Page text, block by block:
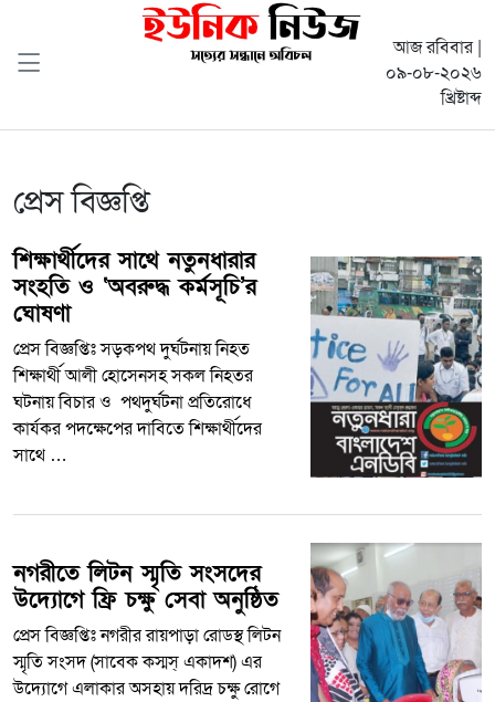
আজ রবিবার |
০৯-০৮-২০২৬
খ্রিষ্টাব্দ
প্রেস বিজ্ঞপ্তি
শিক্ষার্থীদের সাথে নতুনধারার
সংহতি ও ‘অবরুদ্ধ কর্মসূচি’র
ঘোষণা
প্রেস বিজ্ঞপ্তিঃ সড়কপথ দুর্ঘটনায় নিহত
শিক্ষার্থী আলী হোসেনসহ সকল নিহতর
ঘটনায় বিচার ও পথদুর্ঘটনা প্রতিরোধে
কার্যকর পদক্ষেপের দাবিতে শিক্ষার্থীদের
সাথে …
নগরীতে লিটন স্মৃতি সংসদের
উদ্যোগে ফ্রি চক্ষু সেবা অনুষ্ঠিত
প্রেস বিজ্ঞপ্তিঃ নগরীর রায়পাড়া রোডস্থ লিটন
স্মৃতি সংসদ (সাবেক কস্মস্ একাদশ) এর
উদ্যোগে এলাকার অসহায় দরিদ্র চক্ষু রোগে